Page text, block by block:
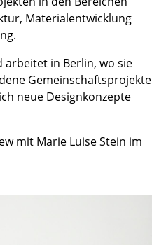
Materialentwicklung
arbeitet in Berlin, wo sie
Gemeinschaftsprojekte
neue Designkonzepte
mit Marie Luise Stein im